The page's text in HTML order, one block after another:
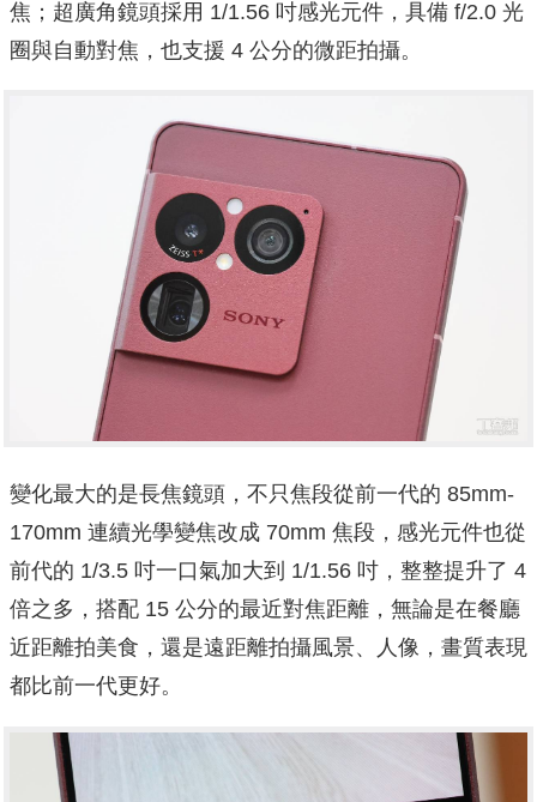
焦；超廣角鏡頭採用 1/1.56 吋感光元件，具備 f/2.0 光
圈與自動對焦，也支援 4 公分的微距拍攝。
變化最大的是長焦鏡頭，不只焦段從前一代的 85mm-
170mm 連續光學變焦改成 70mm 焦段，感光元件也從
前代的 1/3.5 吋一口氣加大到 1/1.56 吋，整整提升了 4
倍之多，搭配 15 公分的最近對焦距離，無論是在餐廳
近距離拍美食，還是遠距離拍攝風景、人像，畫質表現
都比前一代更好。